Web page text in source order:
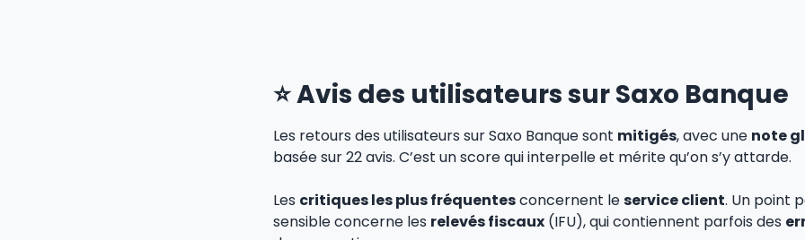
⭐️ Avis des utilisateurs sur Saxo Banque
Les retours des utilisateurs sur Saxo Banque sont mitigés, avec une note
basée sur 22 avis. C’est un score qui interpelle et mérite qu’on s’y attarde.
Les critiques les plus fréquentesconcernent leservice client. Un point
sensible concerne les relevés fiscaux (IFU), qui contiennent parfois des